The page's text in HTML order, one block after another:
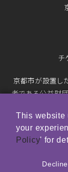
チ
京都市が設置し
者である公益財
©
トップ
This website
your
Policy' for
Decline